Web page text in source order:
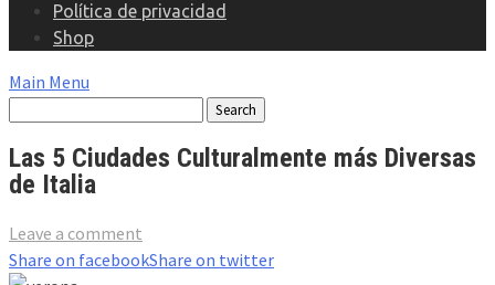
Política de privacidad
Shop
Main Menu
Las 5 Ciudades Culturalmente más Diversas
de Italia
Leave a comment
Share on facebookShare on twitter